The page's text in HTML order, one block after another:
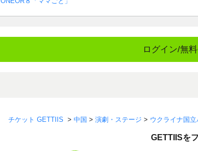
ログイン/無
チケット GETTIIS > 中国 > 演劇・ステージ > ウクライナ国立
GETTIISを